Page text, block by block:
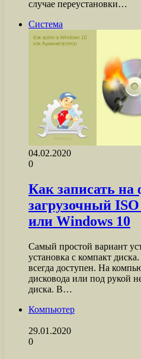
случае переустановки…
Система
04.02.2020
0
Как записать
загрузочный
или Windows 10
Самый простой вариант
установка с компакт
всегда доступен. На
дисковода или под рукой
диска. В…
Компьютер
29.01.2020
0